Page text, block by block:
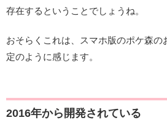
存在するということでしょうね。
おそらくこれは、スマホ版のポケ森の
定のように感じます。
2016年から開発されている